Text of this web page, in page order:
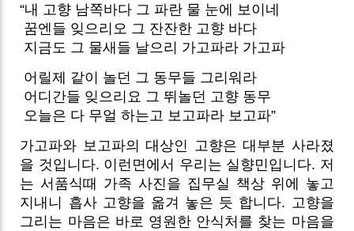
“내 고향 남쪽바다 그 파란 물 눈에 보이네
꿈엔들 잊으리오 그 잔잔한 고향 바다
지금도 그 물새들 날으리 가고파라 가고파
어릴제 같이 놀던 그 동무들 그리워라
어디간들 잊으리요 그 뛰놀던 고향 동무
오늘은 다 무얼 하는고 보고파라 보고파”
가고파와 보고파의 대상인 고향은 대부분 사라졌
을 것입니다. 이런면에서 우리는 실향민입니다. 저
는 서품식때 가족 사진을 집무실 책상 위에 놓고
지내니 흡사 고향을 옮겨 놓은 듯 합니다. 고향을
그리는 마음은 바로 영원한 안식처를 찾는 마음을